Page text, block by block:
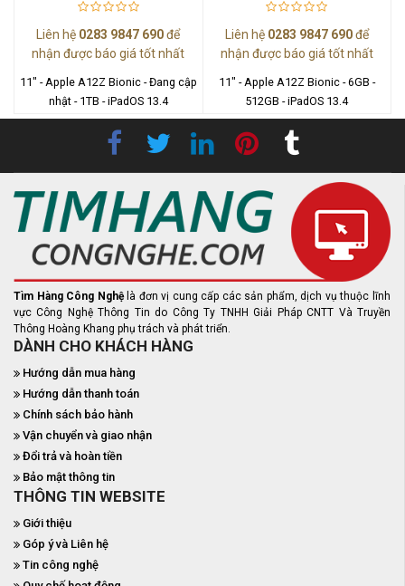
Liên hệ 0283 9847 690để
nhận được báo giá tốt nhất
11" - Apple A12Z Bionic - Đang cập
nhật - 1TB - iPadOS 13.4
Liên hệ 0283 9847 690để
nhận được báo giá tốt nhất
11" - Apple A12Z Bionic - 6GB -
512GB - iPadOS 13.4
Tìm Hàng Công Nghệ là đơn vị cung cấp các sản phẩm, dịch vụ thuộc lĩnh
vực Công Nghệ Thông Tin do Công Ty TNHH Giải Pháp CNTT Và Truyền
Thông Hoàng Khang phụ trách và phát triển.
DÀNH CHO KHÁCH HÀNG
Hướng dẫn mua hàng
Hướng dẫn thanh toán
Chính sách bảo hành
Vận chuyển và giao nhận
Đổi trả và hoàn tiền
Bảo mật thông tin
THÔNG TIN WEBSITE
Giới thiệu
Góp ý và Liên hệ
Tin công nghệ